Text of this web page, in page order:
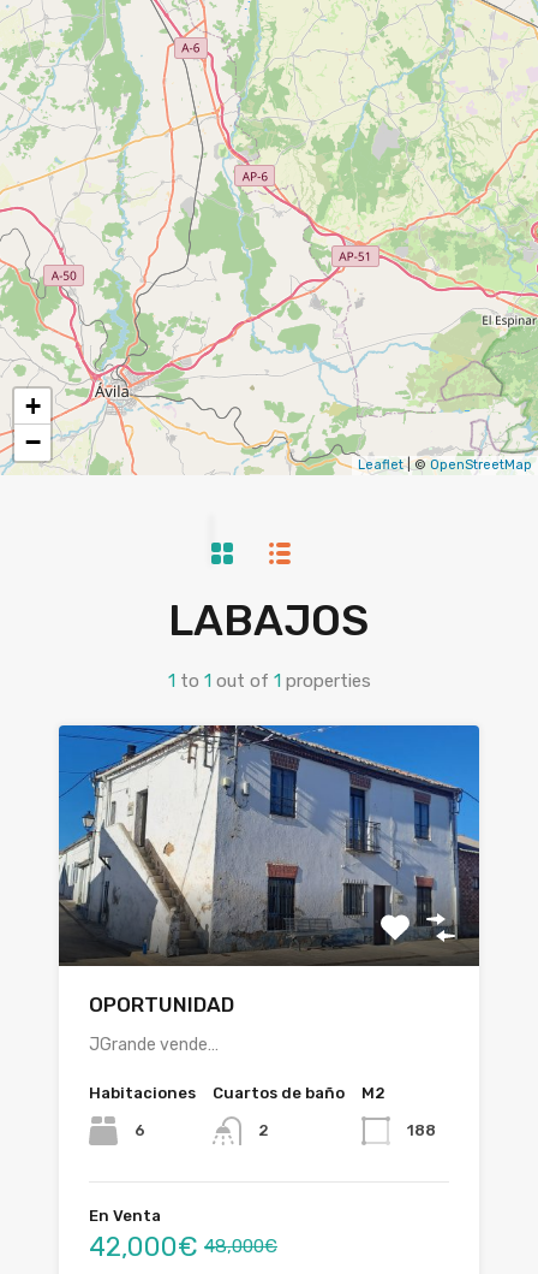
+
−
Leaflet| © OpenStreetMap
LABAJOS
1 to 1 out of 1 properties
OPORTUNIDAD
JGrande vende…
Habitaciones
6
Cuartos de baño
2
M2
188
En Venta
42,000€ 48,000€